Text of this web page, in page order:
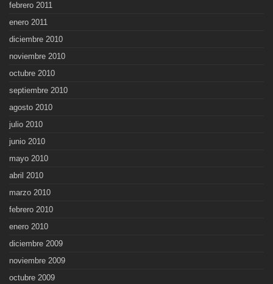
febrero 2011
enero 2011
diciembre 2010
noviembre 2010
octubre 2010
septiembre 2010
agosto 2010
julio 2010
junio 2010
mayo 2010
abril 2010
marzo 2010
febrero 2010
enero 2010
diciembre 2009
noviembre 2009
octubre 2009